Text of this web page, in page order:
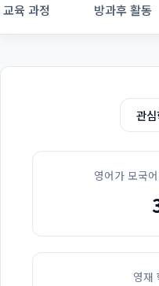
교육 과정 방과후 활동
관
영어가 모국
영재